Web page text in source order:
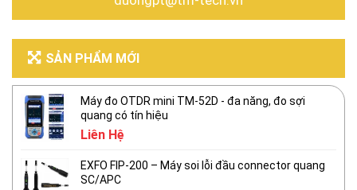
SẢN PHẨM MỚI
Máy đo OTDR mini TM-52D - đa năng, đo sợi
quang có tín hiệu
Liên Hệ
EXFO FIP-200 – Máy soi lỗi đầu connector quang
SC/APC